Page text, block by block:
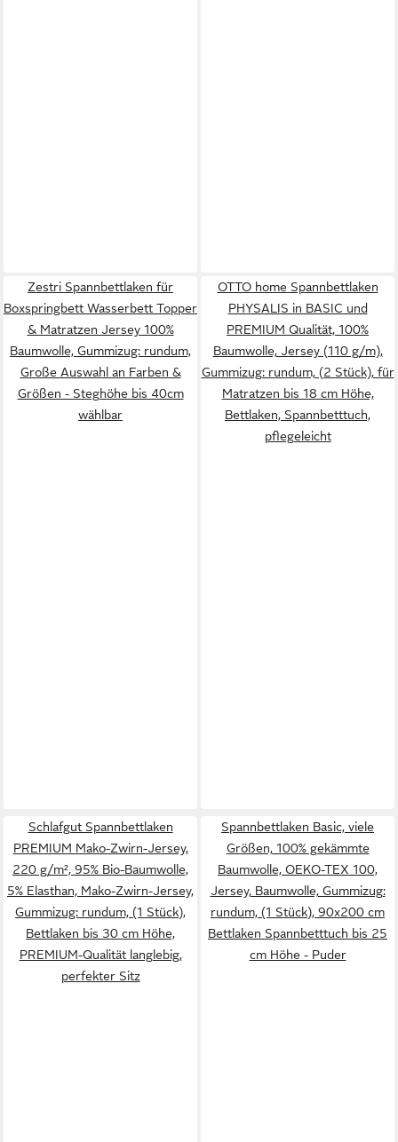
Zestri Spannbettlaken für
Boxspringbett Wasserbett Topper
& Matratzen Jersey 100%
Baumwolle, Gummizug: rundum,
Große Auswahl an Farben &
Größen - Steghöhe bis 40cm
wählbar
OTTO home Spannbettlaken
PHYSALIS in BASIC und
PREMIUM Qualität, 100%
Baumwolle, Jersey (110 g/m),
Gummizug: rundum, (2 Stück), für
Matratzen bis 18 cm Höhe,
Bettlaken, Spannbetttuch,
pflegeleicht
Schlafgut Spannbettlaken
PREMIUM Mako-Zwirn-Jersey,
220 g/m², 95% Bio-Baumwolle,
5% Elasthan, Mako-Zwirn-Jersey,
Gummizug: rundum, (1 Stück),
Bettlaken bis 30 cm Höhe,
PREMIUM-Qualität langlebig,
perfekter Sitz
Spannbettlaken Basic, viele
Größen, 100% gekämmte
Baumwolle, OEKO-TEX 100,
Jersey, Baumwolle, Gummizug:
rundum, (1 Stück), 90x200 cm
Bettlaken Spannbetttuch bis 25
cm Höhe - Puder